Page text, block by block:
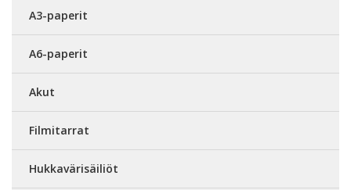
A3-paperit
A6-paperit
Akut
Filmitarrat
Hukkavärisäiliöt